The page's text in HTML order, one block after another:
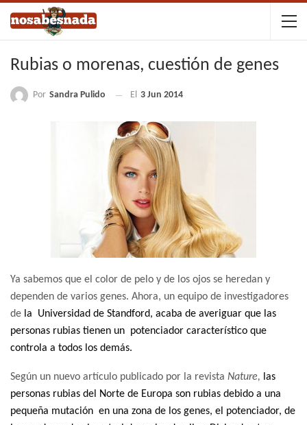
Rubias o morenas, cuestión de genes
Por Sandra Pulido El 3 Jun 2014
Ya sabemos que el color de pelo y de los ojos se heredan y
dependen de varios genes. Ahora, un equipo de investigadores
de la Universidad de Standford, acaba de averiguar que las
personas rubias tienen un potenciador característico que
controla a todos los demás.
Según un nuevo artículo publicado por la revista Nature, las
personas rubias del Norte de Europa son rubias debido a una
pequeña mutación en una zona de los genes, el potenciador, de